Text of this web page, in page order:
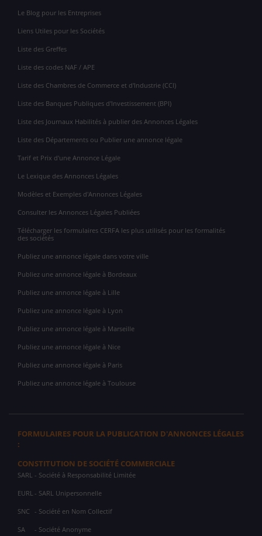
Le Blog pour les Entreprises
Liens Utiles pour les Sociétés
Liste des Greffes
Liste des codes NAF / APE
Liste des Chambres de Commerce et d'Industrie (CCI)
Liste des Banques Publiques d'Investissement (BPI)
Liste des Journaux Habilités à publier des Annonces Légales
Liste des Départements ou Publier une annonce légale
Tarif et Prix d'une Annonce Légale
Le Lexique des Annonces Légales
Modèles et Exemples d'Annonces Légales
Consulter les Annonces Légales Publiées
Télécharger les formulaires CERFA les plus utilisés pour les formalités
des sociétés
Publiez une annonce légale dans votre ville
Publiez une annonce légale à Bordeaux
Publiez une annonce légale à Lille
Publiez une annonce légale à Lyon
Publiez une annonce légale à Marseille
Publiez une annonce légale à Nice
Publiez une annonce légale à Paris
Publiez une annonce légale à Toulouse
FORMULAIRES POUR LA PUBLICATION D'ANNONCES LÉGALES
:
CONSTITUTION DE SOCIÉTÉ COMMERCIALE
SARL - Société à Responsabilité Limitée
EURL - SARL Unipersonnelle
SNC - Société en Nom Collectif
SA - Société Anonyme